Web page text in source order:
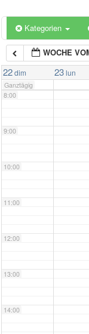
Kategorien
WOCHE
22 dim 23 lun
Ganztägig
7:00
8:00
9:00
10:00
11:00
12:00
13:00
14:00